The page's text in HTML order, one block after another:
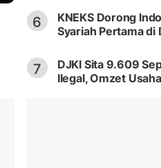
6
KNEKS Dorong
Syariah Pertama di
7
DJKI Sita 9.609
Ilegal, Omzet